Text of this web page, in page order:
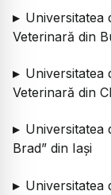
▸ Universitatea
Veterinară din
▸ Universitatea
Veterinară din
▸ Universitatea
Brad” din Iași
▸ Universitatea